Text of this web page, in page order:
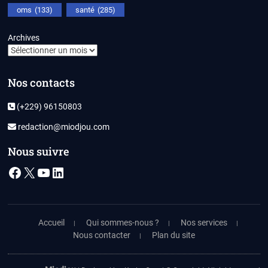
oms (133) santé (285)
Archives
Nos contacts
(+229) 96150803
redaction@miodjou.com
Nous suivre
Facebook
X YouTube
LinkedIn
Accueil Qui sommes-nous ?
Nos services
Nous contacter
Plan du site